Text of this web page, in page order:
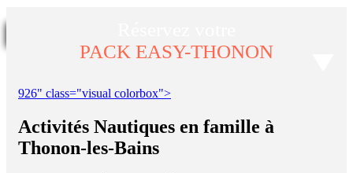
PACK EASY-THONON
926" class="visual colorbox">
Activités Nautiques en famille à
Thonon-les-Bains